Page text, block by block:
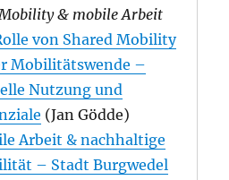
& mobile Arbeit
von Shared Mobility
Mobilitätswende –
Nutzung und
(Jan Gödde)
Arbeit & nachhaltige
– Stadt Burgwedel